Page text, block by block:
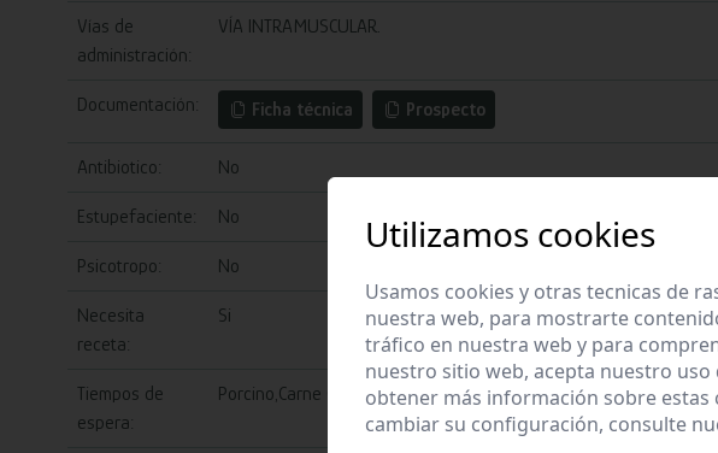
Vías de
administración:
VÍA INTRAMUSCULAR.
Documentación: Ficha técnica Prospecto
Antibiotico: No
Estupefaciente: No
Psicotropo: No
Necesita
receta:
Si
Tiempos de
espera:
Porcino,Carne (0 Días).
Utilizamos cookies
Usamos cookies y otras tecnicas de
nuestra web, para mostrarte
tráfico en nuestra web y para
nuestro sitio web, acepta nuestro
obtener más información sobre estas
cambiar su configuración, consulte